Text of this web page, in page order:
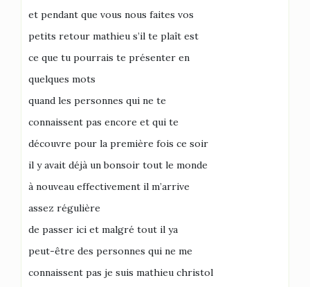
et pendant que vous nous faites vos
petits retour mathieu s’il te plaît est
ce que tu pourrais te présenter en
quelques mots
quand les personnes qui ne te
connaissent pas encore et qui te
découvre pour la première fois ce soir
il y avait déjà un bonsoir tout le monde
à nouveau effectivement il m’arrive
assez régulière
de passer ici et malgré tout il ya
peut-être des personnes qui ne me
connaissent pas je suis mathieu christol